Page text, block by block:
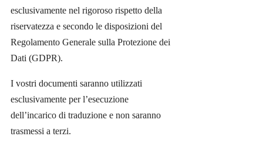
esclusivamente nel rigoroso rispetto della
riservatezza e secondo le disposizioni del
Regolamento Generale sulla Protezione dei
Dati (GDPR).
I vostri documenti saranno utilizzati
esclusivamente per l’esecuzione
dell’incarico di traduzione e non saranno
trasmessi a terzi.